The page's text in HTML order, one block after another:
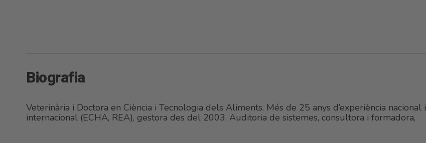
Biografia
Veterinària i Doctora en Ciència i Tecnologia dels Aliments. Més de 25 anys d’experiència nacional i
internacional (ECHA, REA), gestora des del 2003. Auditoria de sistemes, consultora i formadora,